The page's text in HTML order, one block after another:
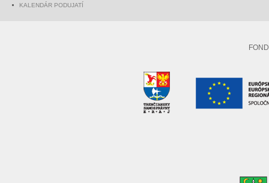
KALENDÁR PODUJATÍ